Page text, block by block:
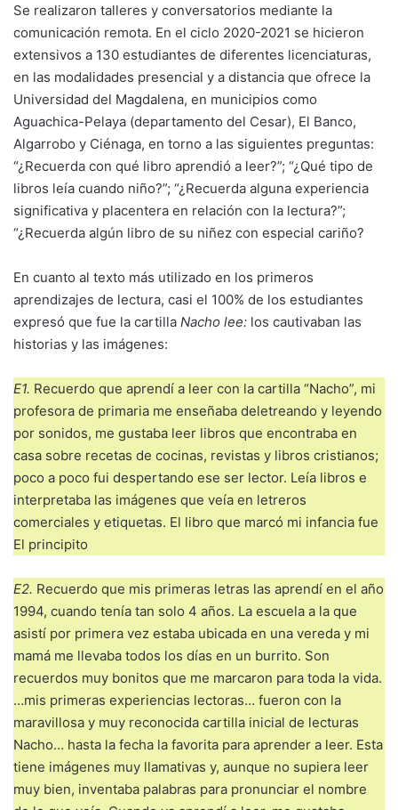
Se realizaron talleres y conversatorios mediante la
comunicación remota. En el ciclo 2020-2021 se hicieron
extensivos a 130 estudiantes de diferentes licenciaturas,
en las modalidades presencial y a distancia que ofrece la
Universidad del Magdalena, en municipios como
Aguachica-Pelaya (departamento del Cesar), El Banco,
Algarrobo y Ciénaga, en torno a las siguientes preguntas:
“¿Recuerda con qué libro aprendió a leer?”; “¿Qué tipo de
libros leía cuando niño?”; “¿Recuerda alguna experiencia
significativa y placentera en relación con la lectura?”;
“¿Recuerda algún libro de su niñez con especial cariño?
En cuanto al texto más utilizado en los primeros
aprendizajes de lectura, casi el 100% de los estudiantes
expresó que fue la cartilla Nacho lee: los cautivaban las
historias y las imágenes:
E1. Recuerdo que aprendí a leer con la cartilla “Nacho”, mi
profesora de primaria me enseñaba deletreando y leyendo
por sonidos, me gustaba leer libros que encontraba en
casa sobre recetas de cocinas, revistas y libros cristianos;
poco a poco fui despertando ese ser lector. Leía libros e
interpretaba las imágenes que veía en letreros
comerciales y etiquetas. El libro que marcó mi infancia fue
El principito
E2. Recuerdo que mis primeras letras las aprendí en el año
1994, cuando tenía tan solo 4 años. La escuela a la que
asistí por primera vez estaba ubicada en una vereda y mi
mamá me llevaba todos los días en un burrito. Son
recuerdos muy bonitos que me marcaron para toda la vida.
…mis primeras experiencias lectoras… fueron con la
maravillosa y muy reconocida cartilla inicial de lecturas
Nacho… hasta la fecha la favorita para aprender a leer. Esta
tiene imágenes muy llamativas y, aunque no supiera leer
muy bien, inventaba palabras para pronunciar el nombre